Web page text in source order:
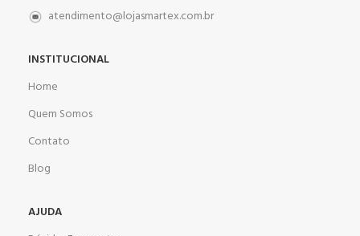
atendimento@lojasmartex.com.br
INSTITUCIONAL
Home
Quem Somos
Contato
Blog
AJUDA